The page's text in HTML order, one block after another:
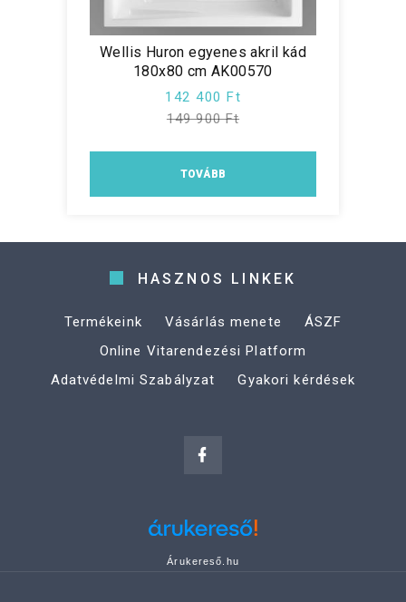
Wellis Huron egyenes akril kád
180x80 cm AK00570
142 400 Ft
149 900 Ft
TOVÁBB
HASZNOS LINKEK
Termékeink Vásárlás menete
ÁSZF
Online Vitarendezési Platform
Adatvédelmi Szabályzat
Gyakori kérdések
Árukereső.hu